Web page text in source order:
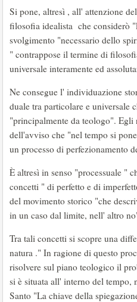
Si pone, altresì , all' attenzione
filosofia idealista che considerò
svolgimento "necessario dello
" contrappose il termine di
universale interamente ed
Ne consegue l' individuazione
duale tra particolare e universale
"principalmente da teologo". Egli
dell'avviso che "nel tempo si
un processo di perfezionamento
È altresì in senso "processuale "
concetti " di perfetto e di
del movimento storico "che
in un caso dal limite, nell' altro
Tra tali concetti si scopre una
natura ." In ragione di questo
risolvere sul piano teologico il
si è situata all' interno del
Santo "La chiave della